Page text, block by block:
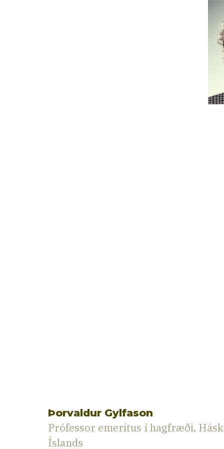
Þorvaldur Gylfason
Prófessor emeritus í hagfræði,
Íslands